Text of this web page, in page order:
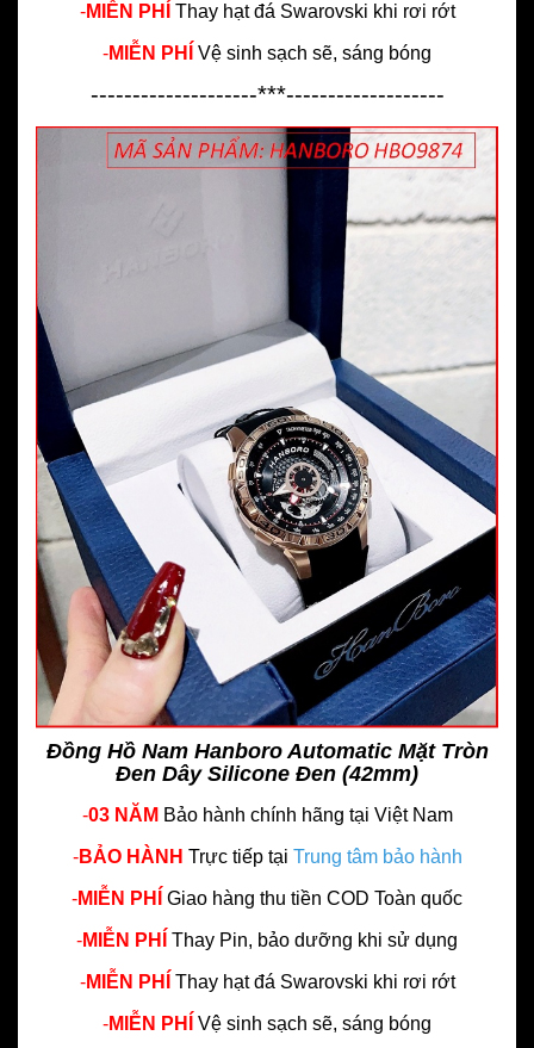
-MIỄN PHÍ Thay hạt đá Swarovski khi rơi rớt
-MIỄN PHÍ Vệ sinh sạch sẽ, sáng bóng
--------------------***-------------------
Đồng Hồ Nam Hanboro Automatic Mặt Tròn
Đen Dây Silicone Đen (42mm)
-03 NĂM Bảo hành chính hãng tại Việt Nam
-BẢO HÀNH Trực tiếp tại Trung tâm bảo hành
-MIỄN PHÍ Giao hàng thu tiền COD Toàn quốc
-MIỄN PHÍ Thay Pin, bảo dưỡng khi sử dụng
-MIỄN PHÍ Thay hạt đá Swarovski khi rơi rớt
-MIỄN PHÍ Vệ sinh sạch sẽ, sáng bóng